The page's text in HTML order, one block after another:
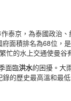
泰京，為泰國政治
面積排名為68位，
忙的水上交通使曼谷
面臨洪水的困擾。大
的歷史最高溫和最